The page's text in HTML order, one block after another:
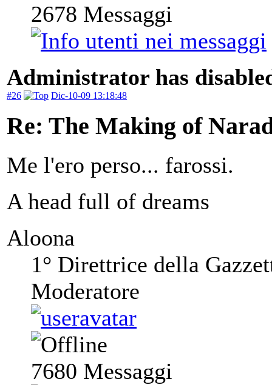
2678 Messaggi
Administrator has
#26 Dic-10-09 13:18:48
Re: The Making of
Me l'ero perso... farossi.
A head full of dreams
Aloona
1° Direttrice della
Moderatore
7680 Messaggi